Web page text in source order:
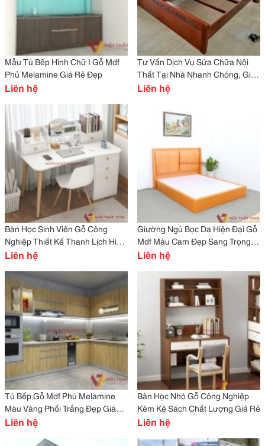
Mẫu Tủ Bếp Hình Chữ I Gỗ Mdf
Phủ Melamine Giá Rẻ Đẹp
Liên hệ
Tư Vấn Dịch Vụ Sửa Chữa Nội
Thất Tại Nhà Nhanh Chóng, Giá
Tốt Nhất
Liên hệ
Bàn Học Sinh Viên Gỗ Công
Nghiệp Thiết Kế Thanh Lịch Hiện
Đại
Liên hệ
Giường Ngủ Bọc Da Hiện Đại Gỗ
Mdf Màu Cam Đẹp Sang Trọng
Giá Tốt
Liên hệ
Tủ Bếp Gỗ Mdf Phủ Melamine
Màu Vàng Phối Trắng Đẹp Giá
Rẻ
Liên hệ
Bàn Học Nhỏ Gỗ Công Nghiệp
Kèm Kệ Sách Chất Lượng Giá Rẻ
Liên hệ